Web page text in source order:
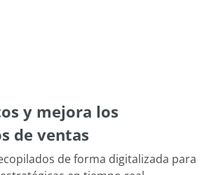
y mejora los
de ventas
de forma digitalizada para